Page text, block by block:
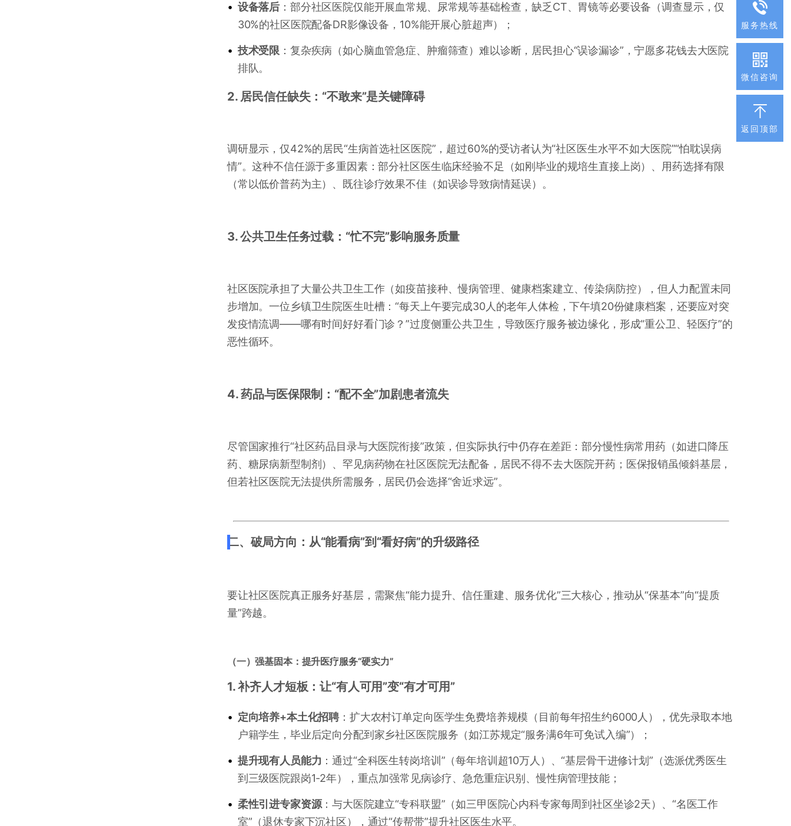
服务热线
微信咨询
返回顶部
• 设备落后 ：部分社区医院仅能开展血常规、尿常规等基础检查，缺乏CT、胃镜等必要设备（调查显示，仅
30%的社区医院配备DR影像设备，10%能开展心脏超声）；
• 技术受限 ：复杂疾病（如心脑血管急症、肿瘤筛查）难以诊断，居民担心“误诊漏诊”，宁愿多花钱去大医院
排队。
2. 居民信任缺失：“不敢来”是关键障碍
调研显示，仅42%的居民“生病首选社区医院”，超过60%的受访者认为“社区医生水平不如大医院”“怕耽误病
情”。这种不信任源于多重因素：部分社区医生临床经验不足（如刚毕业的规培生直接上岗）、用药选择有限
（常以低价普药为主）、既往诊疗效果不佳（如误诊导致病情延误）。
3. 公共卫生任务过载：“忙不完”影响服务质量
社区医院承担了大量公共卫生工作（如疫苗接种、慢病管理、健康档案建立、传染病防控），但人力配置未同
步增加。一位乡镇卫生院医生吐槽：“每天上午要完成30人的老年人体检，下午填20份健康档案，还要应对突
发疫情流调——哪有时间好好看门诊？”过度侧重公共卫生，导致医疗服务被边缘化，形成“重公卫、轻医疗”的
恶性循环。
4. 药品与医保限制：“配不全”加剧患者流失
尽管国家推行“社区药品目录与大医院衔接”政策，但实际执行中仍存在差距：部分慢性病常用药（如进口降压
药、糖尿病新型制剂）、罕见病药物在社区医院无法配备，居民不得不去大医院开药；医保报销虽倾斜基层，
但若社区医院无法提供所需服务，居民仍会选择“舍近求远”。
二、破局方向：从“能看病”到“看好病”的升级路径
要让社区医院真正服务好基层，需聚焦“能力提升、信任重建、服务优化”三大核心，推动从“保基本”向“提质
量”跨越。
（一）强基固本：提升医疗服务“硬实力”
1. 补齐人才短板：让“有人可用”变“有才可用”
• 定向培养+本土化招聘：扩大农村订单定向医学生免费培养规模（目前每年招生约6000人），优先录取本地
户籍学生，毕业后定向分配到家乡社区医院服务（如江苏规定“服务满6年可免试入编”）；
• 提升现有人员能力 ：通过“全科医生转岗培训”（每年培训超10万人）、“基层骨干进修计划”（选派优秀医生
到三级医院跟岗1-2年），重点加强常见病诊疗、急危重症识别、慢性病管理技能；
• 柔性引进专家资源：与大医院建立“专科联盟”（如三甲医院心内科专家每周到社区坐诊2天）、“名医工作
室”（退休专家下沉社区），通过“传帮带”提升社区医生水平。